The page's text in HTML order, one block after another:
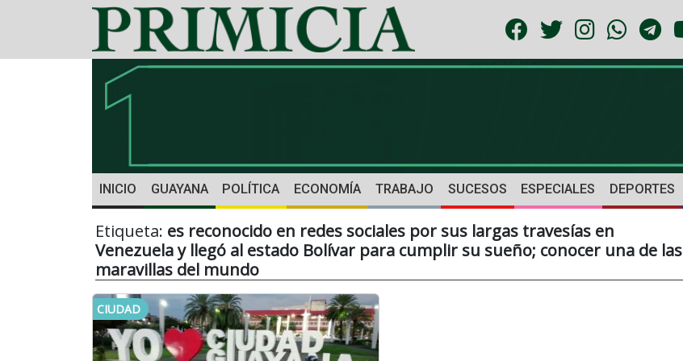
INICIO GUAYANA POLÍTICA ECONOMÍA TRABAJO SUCESOS ESPECIALES DEPORTES
Etiqueta: es reconocido en redes sociales por sus largas travesías en
Venezuela y llegó al estado Bolívar para cumplir su sueño; conocer una de las
maravillas del mundo
CIUDAD